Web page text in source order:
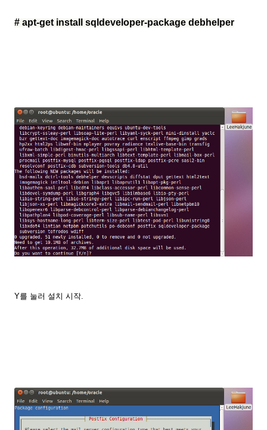
# apt-get install sqldeveloper-package debhelper
Y를 눌러 설치 시작.